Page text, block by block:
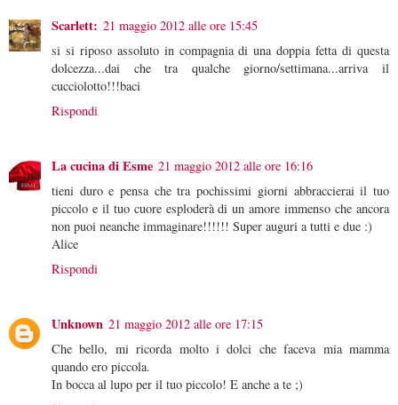
Scarlett: 21 maggio 2012 alle ore 15:45
si si riposo assoluto in compagnia di una doppia fetta di questa
dolcezza...dai che tra qualche giorno/settimana...arriva il
cucciolotto!!!baci
Rispondi
La cucina di Esme 21 maggio 2012 alle ore 16:16
tieni duro e pensa che tra pochissimi giorni abbraccierai il tuo
piccolo e il tuo cuore esploderà di un amore immenso che ancora
non puoi neanche immaginare!!!!!! Super auguri a tutti e due :)
Alice
Rispondi
Unknown 21 maggio 2012 alle ore 17:15
Che bello, mi ricorda molto i dolci che faceva mia mamma
quando ero piccola.
In bocca al lupo per il tuo piccolo! E anche a te ;)